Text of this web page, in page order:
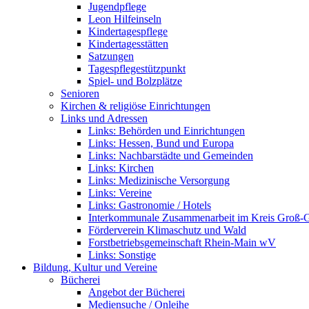
Jugendpflege
Leon Hilfeinseln
Kindertagespflege
Kindertagesstätten
Satzungen
Tagespflegestützpunkt
Spiel- und Bolzplätze
Senioren
Kirchen & religiöse Einrichtungen
Links und Adressen
Links: Behörden und Einrichtungen
Links: Hessen, Bund und Europa
Links: Nachbarstädte und Gemeinden
Links: Kirchen
Links: Medizinische Versorgung
Links: Vereine
Links: Gastronomie / Hotels
Interkommunale Zusammenarbeit im Kreis Groß-
Förderverein Klimaschutz und Wald
Forstbetriebsgemeinschaft Rhein-Main wV
Links: Sonstige
Bildung, Kultur und Vereine
Bücherei
Angebot der Bücherei
Mediensuche / Onleihe